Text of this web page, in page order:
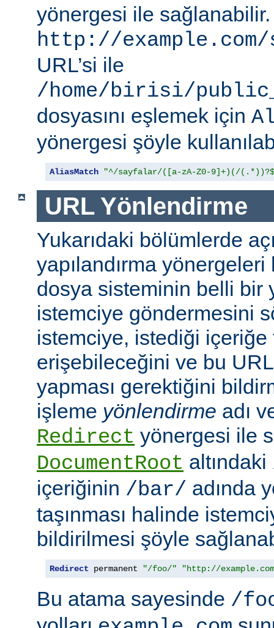
yönergesi ile
http://
URL’si ile
/home/birisi/
dosyasını eşlemek için
yönergesi şöyle
AliasMatch "^/sayfalar/([a-zA-Z0-9]+)(/
URL Yönlendirme
Yukarıdaki bölümlerde
yapılandırma yönergeleri
dosya sisteminin belli bir
istemciye göndermesini
istemciye, istediği içeriğe
erişebileceğini ve bu
yapması gerektiğini
işleme yönlendirme adı
Redirect yönergesi ile
DocumentRoot altındaki
içeriğinin /bar/ adında
taşınması halinde
bildirilmesi şöyle
Redirect permanent "/foo/" "http://
Bu atama sayesinde /